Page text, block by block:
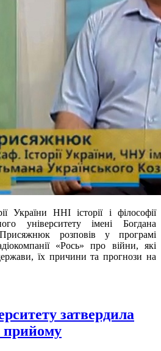
України ННІ історії і філософії
університету імені Богдана
розповів у програмі
«Рось» про війни, які
їх причини та прогнози на
затвердила
прийому